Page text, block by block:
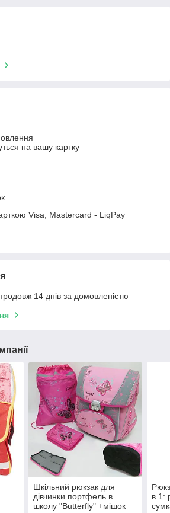
на вашу картку
Visa, Mastercard - LiqPay
14 днів за домовленістю
Шкільний рюкзак для
дівчинки портфель в
школу "Butterfly" +мішок
в 1: